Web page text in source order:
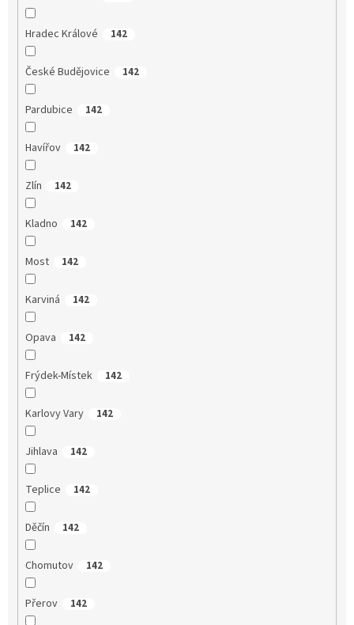
Hradec Králové 142
České Budějovice 142
Pardubice 142
Havířov 142
Zlín 142
Kladno 142
Most 142
Karviná 142
Opava 142
Frýdek-Místek 142
Karlovy Vary 142
Jihlava 142
Teplice 142
Děčín 142
Chomutov 142
Přerov 142